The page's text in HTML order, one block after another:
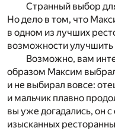
Странный выбор
Но дело в том, что
в одном из лучших
возможности
Возможно, вам
образом Максим
и не выбирал вовсе:
и мальчик плавно
вы уже догадались, он с
изысканных